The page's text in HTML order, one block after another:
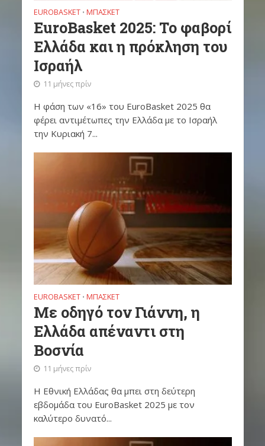
EUROBASKET • ΜΠΆΣΚΕΤ
EuroBasket 2025: Το φαβορί
Ελλάδα και η πρόκληση του
Ισραήλ
11 μήνες πρίν
Η φάση των «16» του EuroBasket 2025 θα
φέρει αντιμέτωπες την Ελλάδα με το Ισραήλ
την Κυριακή 7...
EUROBASKET • ΜΠΆΣΚΕΤ
Με οδηγό τον Γιάννη, η
Ελλάδα απέναντι στη
Βοσνία
11 μήνες πρίν
Η Εθνική Ελλάδας θα μπει στη δεύτερη
εβδομάδα του EuroBasket 2025 με τον
καλύτερο δυνατό...